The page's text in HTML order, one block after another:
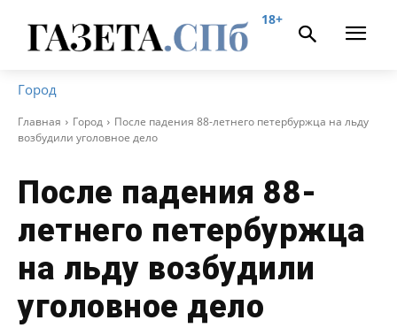
18+
Город
Главная Город
После падения 88-летнего петербуржца на льду
возбудили уголовное дело
После падения 88-
летнего петербуржца
на льду возбудили
уголовное дело